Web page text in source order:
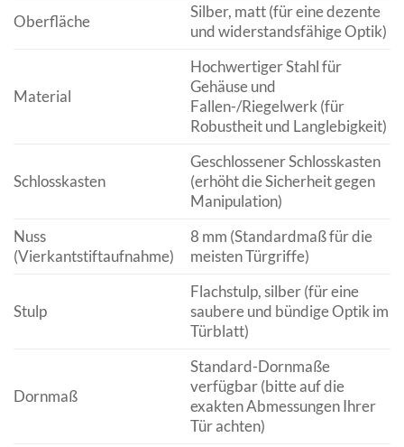
Oberfläche
Silber, matt (für eine dezente
und widerstandsfähige Optik)
Material
Hochwertiger Stahl für
Gehäuse und
Fallen-/Riegelwerk (für
Robustheit und Langlebigkeit)
Schlosskasten
Geschlossener Schlosskasten
(erhöht die Sicherheit gegen
Manipulation)
Nuss
(Vierkantstiftaufnahme)
8 mm (Standardmaß für die
meisten Türgriffe)
Stulp
Flachstulp, silber (für eine
saubere und bündige Optik im
Türblatt)
Dornmaß
Standard-Dornmaße
verfügbar (bitte auf die
exakten Abmessungen Ihrer
Tür achten)